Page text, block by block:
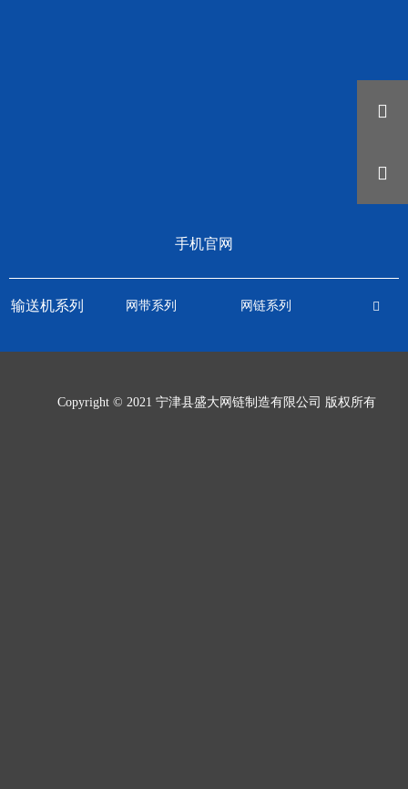
手机官网
输送机系列 网带系列 网链系列 
Copyright © 2021 宁津县盛大网链制造有限公司 版权所有

